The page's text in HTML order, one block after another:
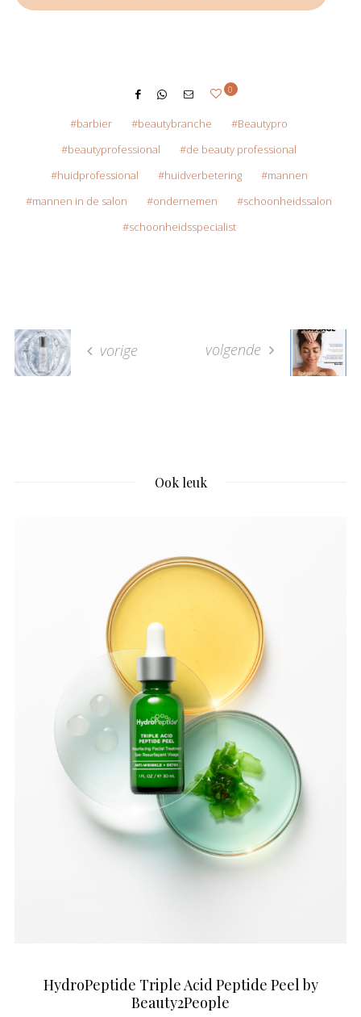
0
barbier beautybranche
Beautypro
beautyprofessional
de beauty professional
huidprofessional
huidverbetering
mannen
mannen in de salon
ondernemen
schoonheidssalon
schoonheidsspecialist
vorige volgende
Ook leuk
HydroPeptide Triple Acid Peptide Peel by
Beauty2People